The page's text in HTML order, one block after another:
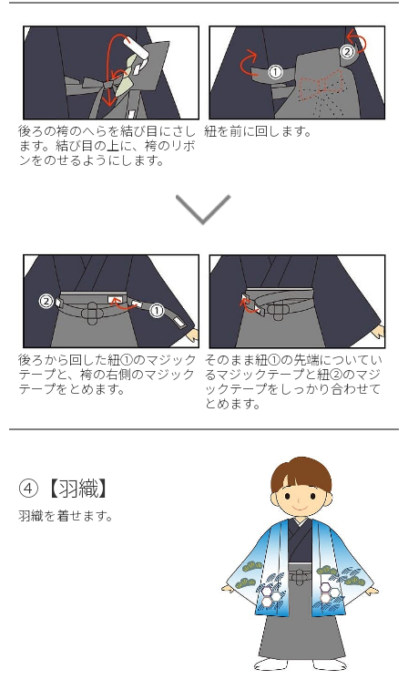
後ろの袴のへらを結び目にさし
ます。結び目の上に、袴のリボ
ンをのせるようにします。
紐を前に回します。
後ろから回した紐①のマジック
テープと、袴の右側のマジック
テープをとめます。
そのまま紐①の先端についてい
るマジックテープと紐②のマジ
ックテープをしっかり合わせて
とめます。
④【羽織】
羽織を着せます。